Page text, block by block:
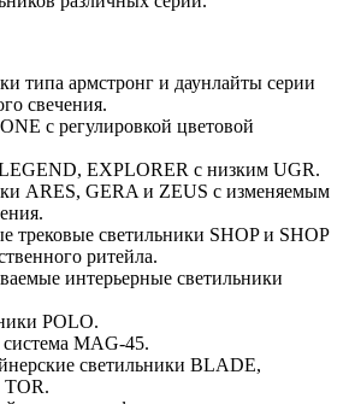
типа армстронг и даунлайты серии
свечения.
с регулировкой цветовой
EXPLORER с низким UGR.
ARES, GERA и ZEUS с изменяемым
трековые светильники SHOP и SHOP
ритейла.
интерьерные светильники
POLO.
система MAG-45.
светильники BLADE,